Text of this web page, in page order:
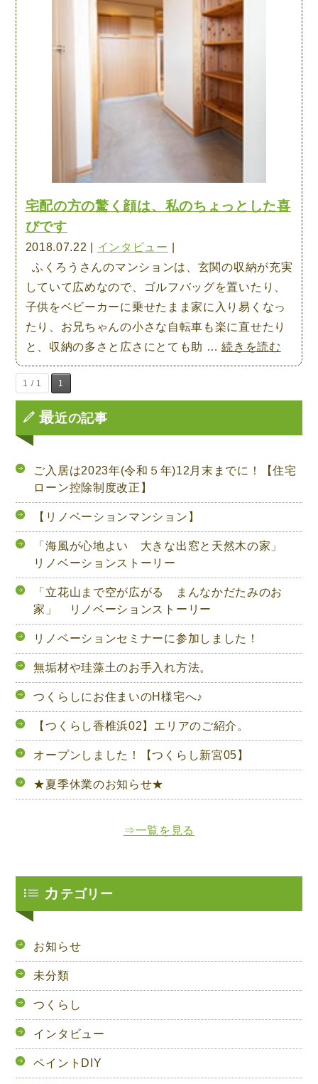
宅配の方の驚く顔は、私のちょっとした喜
びです
2018.07.22 | インタビュー
ふくろうさんのマンションは、玄関の収納が充実
していて広めなので、ゴルフバッグを置いたり、
子供をベビーカーに乗せたまま家に入り易くなっ
たり、お兄ちゃんの小さな自転車も楽に直せたり
と、収納の多さと広さにとても助 …“宅
配
く
は、
の
ょ
と
し
喜
で
す”
の
続きを読む
1 / 1 1
最近の記事
ご入居は2023年(令和５年)12月末までに！【住宅
ローン控除制度改正】
【リノベーションマンション】
「海風が心地よい 大きな出窓と天然木の家」
リノベーションストーリー
「立花山まで空が広がる まんなかだたみのお
家」 リノベーションストーリー
リノベーションセミナーに参加しました！
無垢材や珪藻土のお手入れ方法。
つくらしにお住まいのH様宅へ♪
【つくらし香椎浜02】エリアのご紹介。
オープンしました！【つくらし新宮05】
★夏季休業のお知らせ★
⇒一覧を見る
カ テゴリー
お知らせ
未分類
つくらし
インタビュー
ペイントDIY